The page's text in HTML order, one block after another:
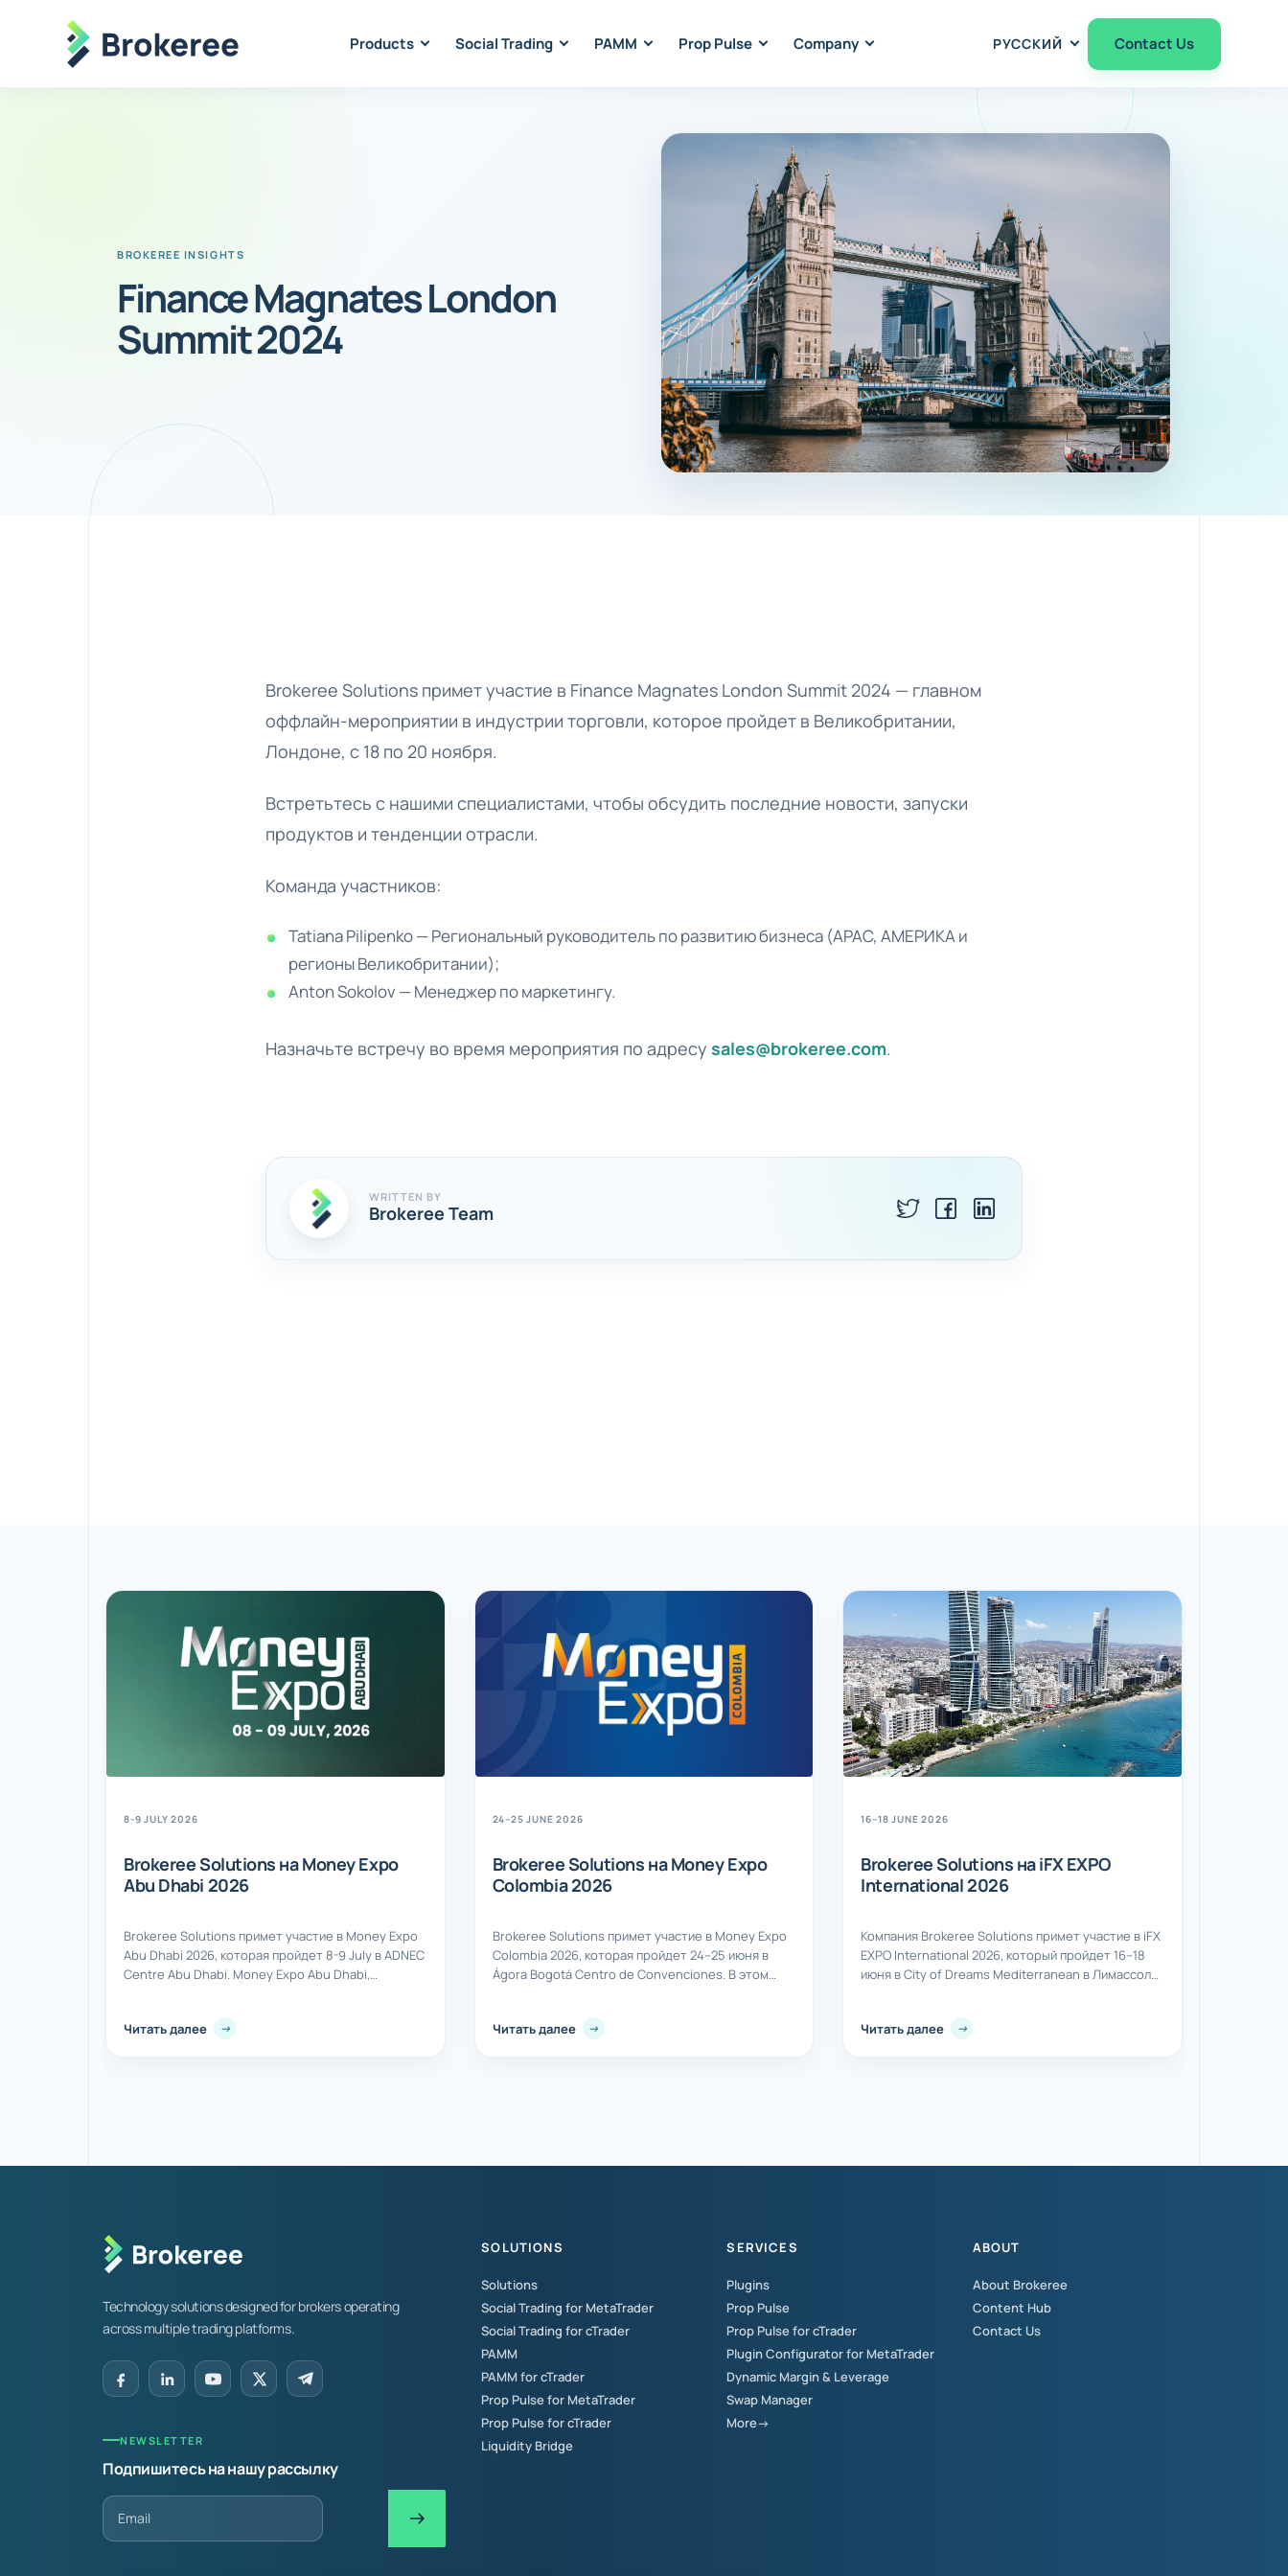
Products Social Trading PAMM Prop Pulse Company РУССКИЙ Contact Us
Finance Magnates London
Summit 2024
Brokeree Solutions примет участие в Finance Magnates London Summit 2024 — главном
оффлайн-мероприятии в индустрии торговли, которое пройдет в Великобритании,
Лондоне, с 18 по 20 ноября.
Встретьтесь с нашими специалистами, чтобы обсудить последние новости, запуски
продуктов и тенденции отрасли.
Команда участников:
Tatiana Pilipenko — Региональный руководитель по развитию бизнеса (APAC, АМЕРИКА и
регионы Великобритании);
Anton Sokolov — Менеджер по маркетингу.
Назначьте встречу во время мероприятия по адресу sales@brokeree.com.
WRITTEN BY
Brokeree Team
8-9 JULY 2026
Brokeree Solutions на Money Expo
Abu Dhabi 2026
Brokeree Solutions примет участие в Money Expo
Abu Dhabi 2026, которая пройдет 8-9 July в ADNEC
Centre Abu Dhabi. Money Expo Abu Dhabi,
финансовой индустрии на два дня конференций,
Читать далее
24–25 JUNE 2026
Brokeree Solutions на Money Expo
Colombia 2026
Brokeree Solutions примет участие в Money Expo
Colombia 2026, которая пройдет 24–25 июня в
Ágora Bogotá Centro de Convenciones. В этом
финансовых технологий, онлайн-трейдинга,
Читать далее
16–18 JUNE 2026
Brokeree Solutions на iFX EXPO
International 2026
Компания Brokeree Solutions примет участие в iFX
EXPO International 2026, который пройдет 16–18
июня в City of Dreams Mediterranean в Лимассоле,
объединяющее брокеров, поставщиков
Читать далее
Technology solutions designed for brokers operating
across multiple trading platforms.
NEWSLETTER
Подпишитесь на нашу рассылку
SOLUTIONS
Solutions
Social Trading for MetaTrader
Social Trading for cTrader
PAMM
PAMM for cTrader
Prop Pulse for MetaTrader
Prop Pulse for cTrader
Liquidity Bridge
SERVICES
Plugins
Prop Pulse
Prop Pulse for cTrader
Plugin Configurator for MetaTrader
Dynamic Margin & Leverage
Swap Manager
More→
ABOUT
About Brokeree
Content Hub
Contact Us